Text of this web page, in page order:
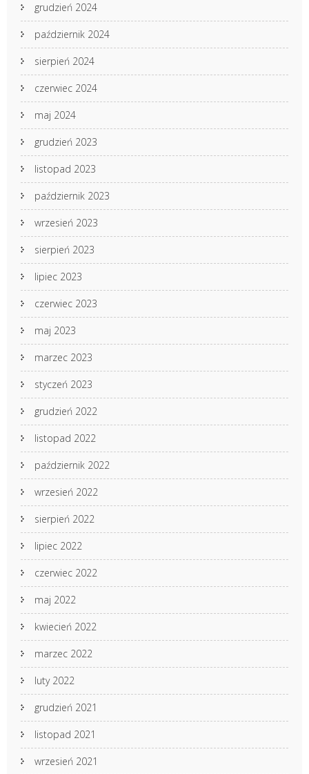
grudzień 2024
październik 2024
sierpień 2024
czerwiec 2024
maj 2024
grudzień 2023
listopad 2023
październik 2023
wrzesień 2023
sierpień 2023
lipiec 2023
czerwiec 2023
maj 2023
marzec 2023
styczeń 2023
grudzień 2022
listopad 2022
październik 2022
wrzesień 2022
sierpień 2022
lipiec 2022
czerwiec 2022
maj 2022
kwiecień 2022
marzec 2022
luty 2022
grudzień 2021
listopad 2021
wrzesień 2021